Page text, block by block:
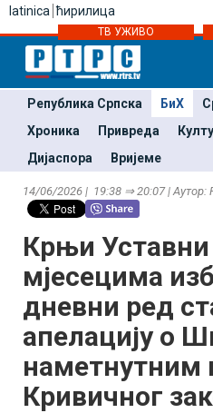
latinica ћирилица
ТВ УЖИВО
Република Српска БиХ
Хроника
Привреда
Дијаспора
Вријеме
14/06/2026 | 19:38 ⇒ 20:07 | Аутор:
Крњи
мјесецима
дневни ред
апелацију о
наметнутним
Кривичног